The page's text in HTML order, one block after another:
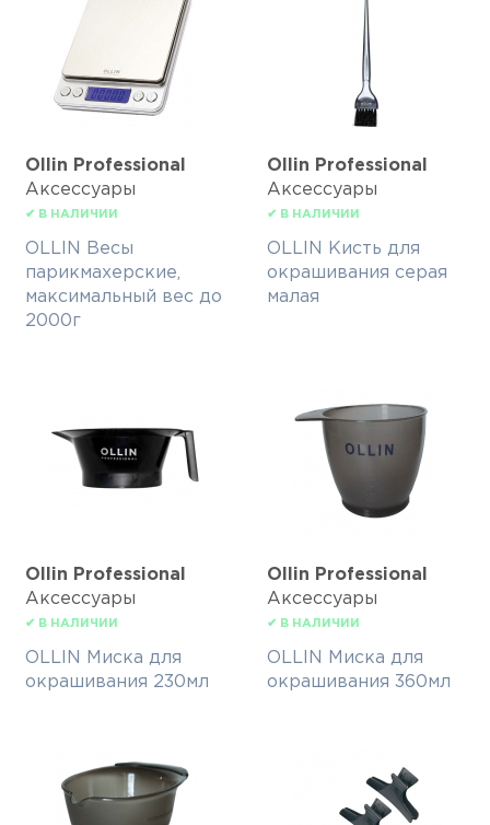
Ollin Professional
Аксессуары
✔ В НАЛИЧИИ
OLLIN Весы
парикмахерские,
максимальный вес до
2000г
Ollin Professional
Аксессуары
✔ В НАЛИЧИИ
OLLIN Кисть для
окрашивания серая
малая
Ollin Professional
Аксессуары
✔ В НАЛИЧИИ
OLLIN Миска для
окрашивания 230мл
Ollin Professional
Аксессуары
✔ В НАЛИЧИИ
OLLIN Миска для
окрашивания 360мл